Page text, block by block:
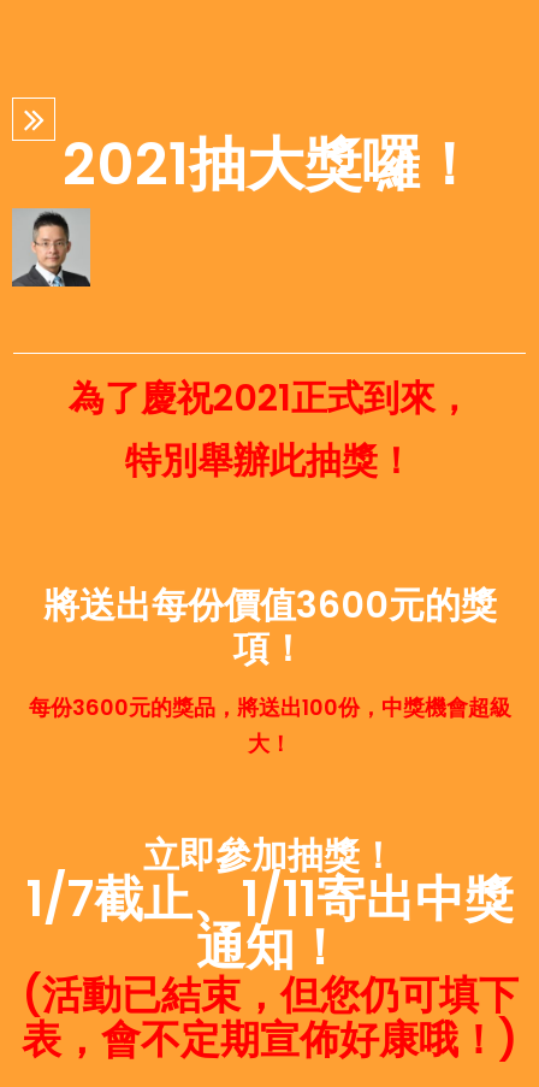
2021抽大獎囉！
為了慶祝2021正式到來，
特別舉辦此抽獎！
將送出每份價值3600元的獎
項！
每份3600元的獎品，將送出100份，中獎機會超級
大！
立即參加抽獎！
1/7截止、1/11寄出中獎
通知！
(活動已結束，但您仍可填下
表，會不定期宣佈好康哦！)